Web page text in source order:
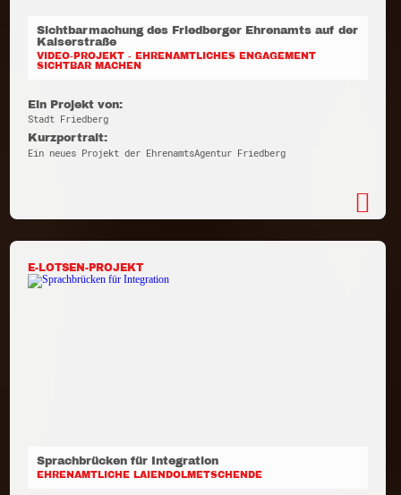
Sichtbarmachung des Friedberger Ehrenamts auf der
Kaiserstraße
VIDEO-PROJEKT - EHRENAMTLICHES ENGAGEMENT
SICHTBAR MACHEN
Ein Projekt von:
Stadt Friedberg
Kurzportrait:
Ein neues Projekt der EhrenamtsAgentur Friedberg
E-LOTSEN-PROJEKT
Sprachbrücken für Integration
EHRENAMTLICHE LAIENDOLMETSCHENDE